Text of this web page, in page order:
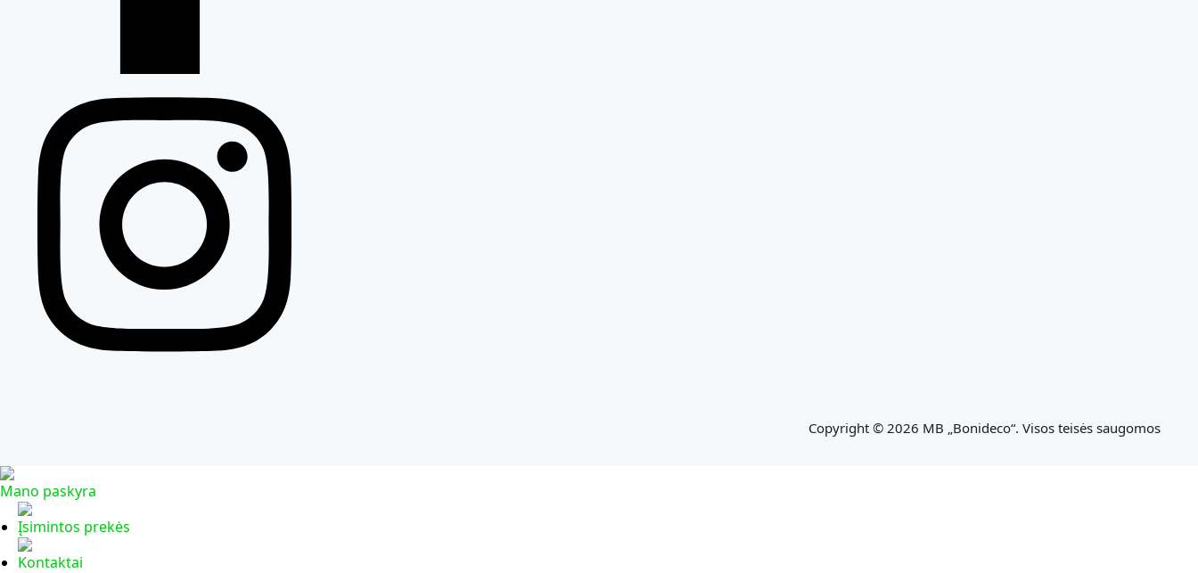
Copyright © 2026 MB „Bonideco“. Visos teisės saugomos
Mano paskyra
Įsimintos prekės
Kontaktai